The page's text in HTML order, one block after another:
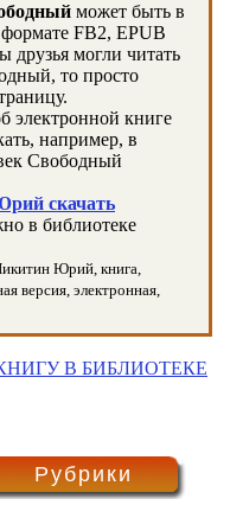
может быть в
FB2, EPUB
друзья могли читать
то просто
электронной книге
например, в
Свободный
скачать
в библиотеке
Юрий, книга,
версия, электронная,
В БИБЛИОТЕКЕ
Рубрики